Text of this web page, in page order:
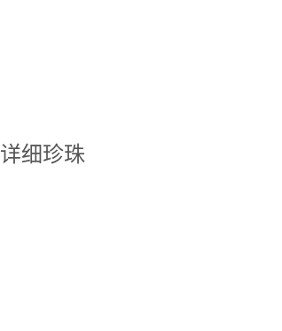
细珍珠